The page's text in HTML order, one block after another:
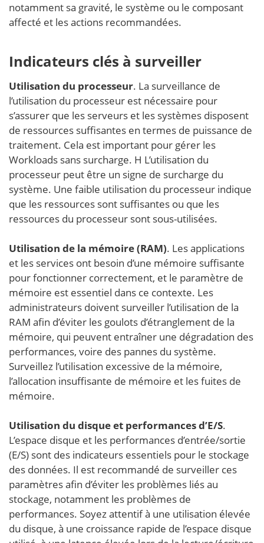
notamment sa gravité, le système ou le composant
affecté et les actions recommandées.
Indicateurs clés à surveiller
Utilisation du processeur. La surveillance de
l’utilisation du processeur est nécessaire pour
s’assurer que les serveurs et les systèmes disposent
de ressources suffisantes en termes de puissance de
traitement. Cela est important pour gérer les
Workloads sans surcharge. H L’utilisation du
processeur peut être un signe de surcharge du
système. Une faible utilisation du processeur indique
que les ressources sont suffisantes ou que les
ressources du processeur sont sous-utilisées.
Utilisation de la mémoire (RAM). Les applications
et les services ont besoin d’une mémoire suffisante
pour fonctionner correctement, et le paramètre de
mémoire est essentiel dans ce contexte. Les
administrateurs doivent surveiller l’utilisation de la
RAM afin d’éviter les goulots d’étranglement de la
mémoire, qui peuvent entraîner une dégradation des
performances, voire des pannes du système.
Surveillez l’utilisation excessive de la mémoire,
l’allocation insuffisante de mémoire et les fuites de
mémoire.
Utilisation du disque et performances d’E/S.
L’espace disque et les performances d’entrée/sortie
(E/S) sont des indicateurs essentiels pour le stockage
des données. Il est recommandé de surveiller ces
paramètres afin d’éviter les problèmes liés au
stockage, notamment les problèmes de
performances. Soyez attentif à une utilisation élevée
du disque, à une croissance rapide de l’espace disque